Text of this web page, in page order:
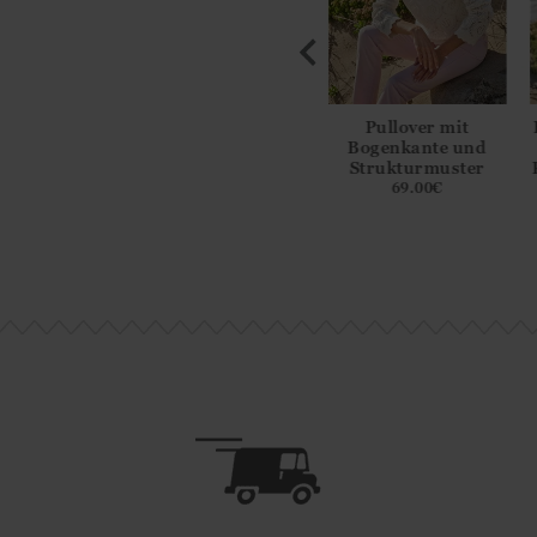
Pullover mit
Bogenkante und
Strukturmuster
69.00€